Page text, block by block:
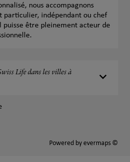
nous accompagnons
particulier, indépendant ou chef
être pleinement acteur de
Life dans les villes à
Powered by evermaps ©